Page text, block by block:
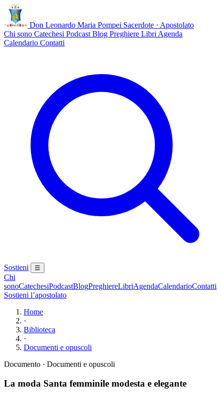
Don Leonardo Maria Pompei Sacerdote · Apostolato
Chi sono Catechesi Podcast Blog Preghiere Libri Agenda
Calendario Contatti
Sostieni ☰
Chi
sonoCatechesiPodcastBlogPreghiereLibriAgendaCalendarioContatti
Sostieni l’apostolato
Home
·
Biblioteca
·
Documenti e opuscoli
Documento · Documenti e opuscoli
La moda Santa femminile modesta e elegante